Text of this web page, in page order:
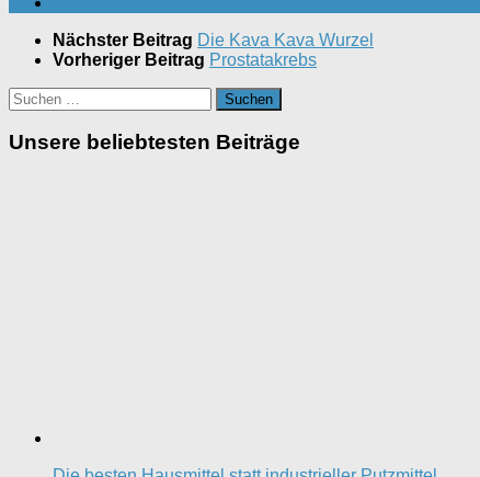
Nächster Beitrag Die Kava Kava Wurzel
Vorheriger Beitrag Prostatakrebs
Suchen
nach:
Unsere beliebtesten Beiträge